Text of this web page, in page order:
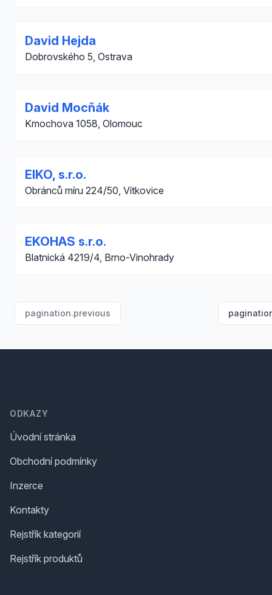
David Hejda
Dobrovského 5, Ostrava
David Mocňák
Kmochova 1058, Olomouc
EIKO, s.r.o.
Obránců míru 224/50, Vítkovice
EKOHAS s.r.o.
Blatnická 4219/4, Brno-Vinohrady
pagination.previous
ODKAZY
Úvodní stránka
Obchodní podmínky
Inzerce
Kontakty
Rejstřík kategorií
Rejstřík produktů